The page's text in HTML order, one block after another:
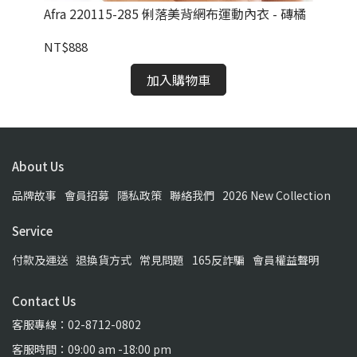
Afra 220115-285 俐落美背網布運動內衣 - 磚橘
NT$888
加入購物車
About Us
品牌故事 會員招募 隱私政策 聯絡我們 2026 New Collection
Service
付款及運送 退換貨方式 常見問題 165反詐騙 會員權益聲明
Contact Us
客服專線：02-8712-0802
客服時間：09:00 am -18:00 pm